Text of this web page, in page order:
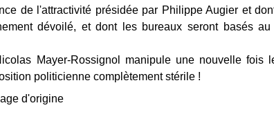
de l'attractivité présidée par Philippe Augier et
dévoilé, et dont les bureaux seront basés
Mayer-Rossignol manipule une nouvelle fois
politicienne complètement stérile !